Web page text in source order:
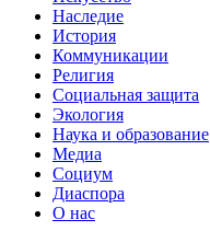
Наследие
История
Коммуникации
Религия
Социальная защита
Экология
Наука и образование
Медиа
Социум
Диаспора
О нас